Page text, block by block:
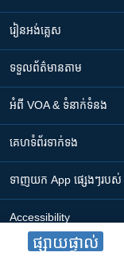
ផ្សាយផ្ទាល់
រៀន​​អង់គ្លេស
ទទួល​ព័ត៌មាន​តាម
អំពី​ VOA & ទំនាក់ទំនង
គេហទំព័រ​​ទាក់ទង
ទាញយក​ App ផ្សេងៗ​របស់​
Accessibility